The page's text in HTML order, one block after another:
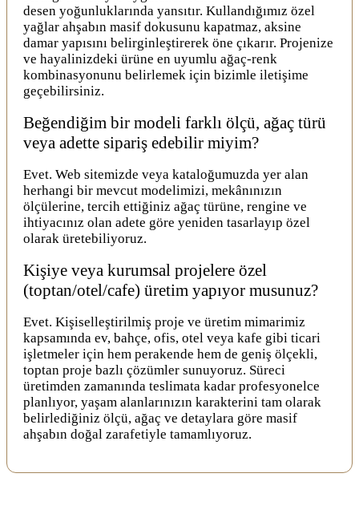
desen yoğunluklarında yansıtır. Kullandığımız özel
yağlar ahşabın masif dokusunu kapatmaz, aksine
damar yapısını belirginleştirerek öne çıkarır. Projenize
ve hayalinizdeki ürüne en uyumlu ağaç-renk
kombinasyonunu belirlemek için bizimle iletişime
geçebilirsiniz.
Beğendiğim bir modeli farklı ölçü, ağaç türü
veya adette sipariş edebilir miyim?
Evet. Web sitemizde veya kataloğumuzda yer alan
herhangi bir mevcut modelimizi, mekânınızın
ölçülerine, tercih ettiğiniz ağaç türüne, rengine ve
ihtiyacınız olan adete göre yeniden tasarlayıp özel
olarak üretebiliyoruz.
Kişiye veya kurumsal projelere özel
(toptan/otel/cafe) üretim yapıyor musunuz?
Evet. Kişiselleştirilmiş proje ve üretim mimarimiz
kapsamında ev, bahçe, ofis, otel veya kafe gibi ticari
işletmeler için hem perakende hem de geniş ölçekli,
toptan proje bazlı çözümler sunuyoruz. Süreci
üretimden zamanında teslimata kadar profesyonelce
planlıyor, yaşam alanlarınızın karakterini tam olarak
belirlediğiniz ölçü, ağaç ve detaylara göre masif
ahşabın doğal zarafetiyle tamamlıyoruz.